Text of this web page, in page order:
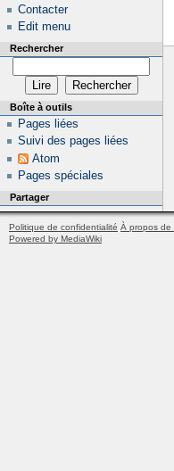
Contacter
Edit menu
Rechercher
Boîte à outils
Pages liées
Suivi des pages liées
Atom
Pages spéciales
Partager
Politique de confidentialité À propos de
Powered by MediaWiki